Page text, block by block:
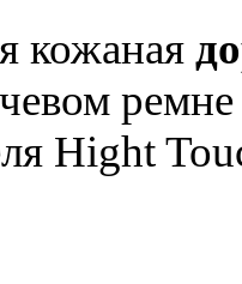
кожаная
ремне
Hight